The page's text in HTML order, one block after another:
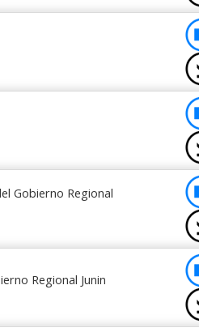
Gobierno Regional
Regional Junin